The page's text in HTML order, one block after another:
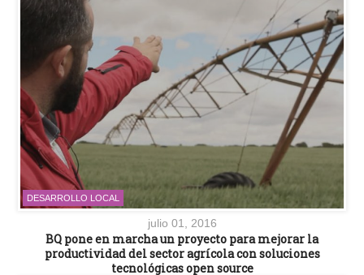
DESARROLLO LOCAL
julio 01, 2016
BQ pone en marcha un proyecto para mejorar la
productividad del sector agrícola con soluciones
tecnológicas open source